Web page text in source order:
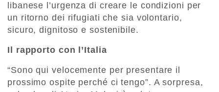
libanese l’urgenza di creare le condizioni per
un ritorno dei rifugiati che sia volontario,
sicuro, dignitoso e sostenibile.
Il rapporto con l’Italia
“Sono qui velocemente per presentare il
prossimo ospite perché ci tengo”. A sorpresa,